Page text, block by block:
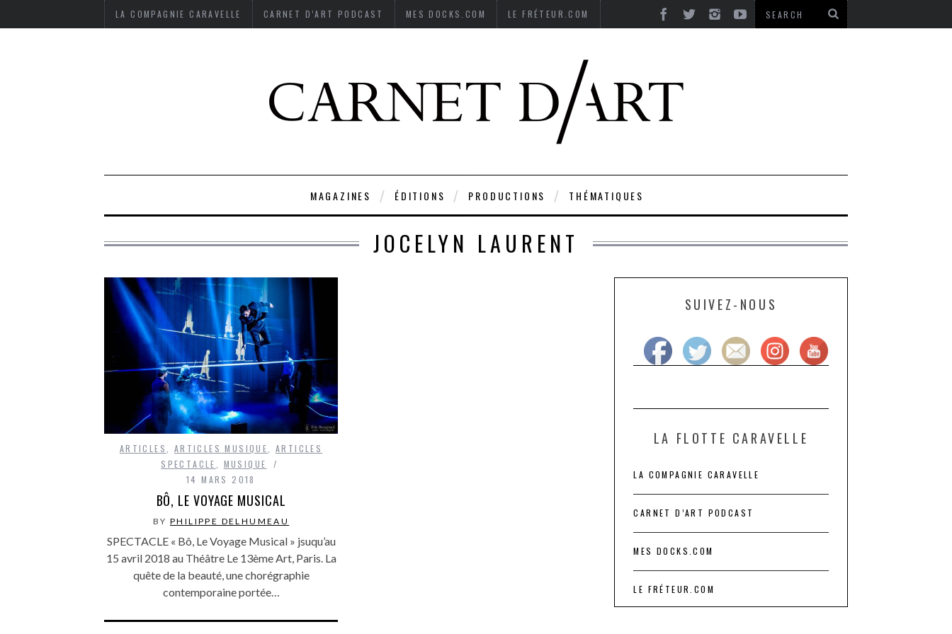
LA COMPAGNIE CARAVELLE CARNET D’ART PODCAST MES DOCKS.COM LE FRÉTEUR.COM
MAGAZINES ÉDITIONS PRODUCTIONS THÉMATIQUES
JOCELYN LAURENT
ARTICLES ARTICLES MUSIQUE ,ARTICLES
SPECTACLE
MUSIQUE
14 MARS 2018
BÔ, LE VOYAGE MUSICAL
BY PHILIPPE DELHUMEAU
SPECTACLE « Bô, Le Voyage Musical » jsuqu’au
15 avril 2018 au Théâtre Le 13ème Art, Paris. La
quête de la beauté, une chorégraphie
contemporaine portée…
SUIVEZ-NOUS
LA FLOTTE CARAVELLE
LA COMPAGNIE CARAVELLE
CARNET D’ART PODCAST
MES DOCKS.COM
LE FRÉTEUR.COM